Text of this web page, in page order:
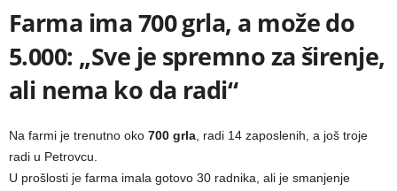
Farma ima 700 grla, a može do
5.000: „Sve je spremno za širenje,
ali nema ko da radi“
Na farmi je trenutno oko 700 grla, radi 14 zaposlenih, a još troje
radi u Petrovcu.
U prošlosti je farma imala gotovo 30 radnika, ali je smanjenje